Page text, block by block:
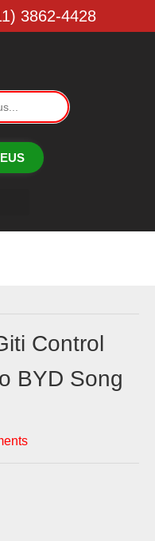
3862-4428
Control
BYD Song